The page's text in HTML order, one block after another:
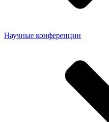
Научные конференции